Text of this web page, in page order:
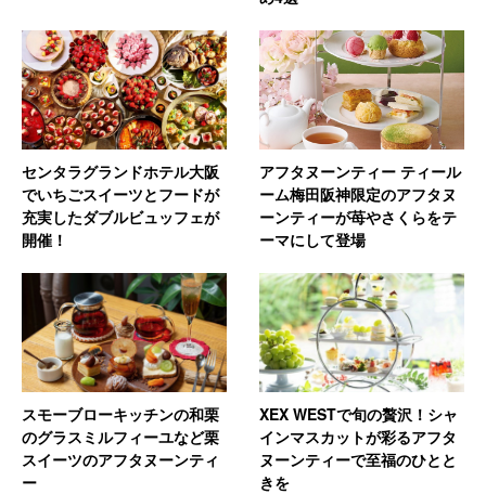
センタラグランドホテル大阪
でいちごスイーツとフードが
充実したダブルビュッフェが
開催！
アフタヌーンティー ティール
ーム梅田阪神限定のアフタヌ
ーンティーが苺やさくらをテ
ーマにして登場
スモーブローキッチンの和栗
のグラスミルフィーユなど栗
スイーツのアフタヌーンティ
ー
XEX WESTで旬の贅沢！シャ
インマスカットが彩るアフタ
ヌーンティーで至福のひとと
きを